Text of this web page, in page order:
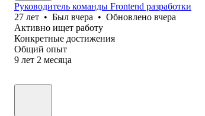
Руководитель команды Frontend разработки
27 лет • Был вчера • Обновлено вчера
Активно ищет работу
Конкретные достижения
Общий опыт
9 лет 2 месяца